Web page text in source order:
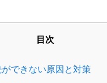
目次
ができない原因と対策